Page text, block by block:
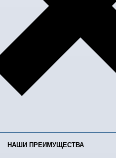
НАШИ ПРЕИМУЩЕСТВА